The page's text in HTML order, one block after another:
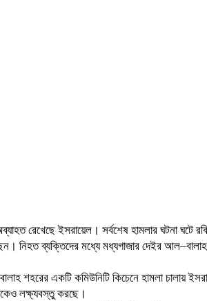
রেখেছে ইসরায়েল। সর্বশেষ হামলার ঘটনা
নিহত ব্যক্তিদের মধ্যে মধ্যগাজার দেইর
শহরের একটি কমিউনিটি কিচেনে হামলা চালায়
লক্ষ্যবস্তু করছে।